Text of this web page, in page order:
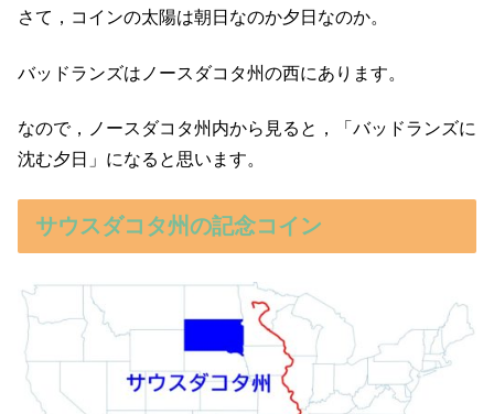
さて，コインの太陽は朝日なのか夕日なのか。
バッドランズはノースダコタ州の西にあります。
なので，ノースダコタ州内から見ると，「バッドランズに
沈む夕日」になると思います。
サウスダコタ州の記念コイン